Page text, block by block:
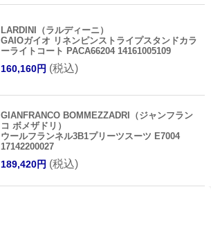
LARDINI（ラルディーニ）
GAIOガイオ リネンピンストライプスタンドカラ
ーライトコート PACA66204 14161005109
160,160円 (税込)
GIANFRANCO BOMMEZZADRI（ジャンフラン
コ ボメザドリ）
ウールフランネル3B1プリーツスーツ E7004
17142200027
189,420円 (税込)